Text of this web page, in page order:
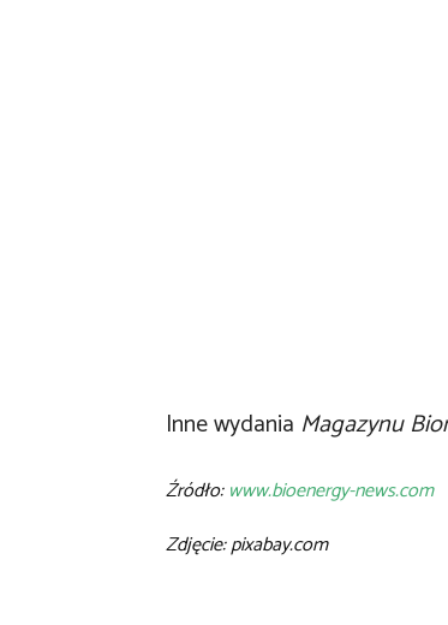
Inne wydania Magazynu
Źródło:www.bioenergy-news.com
Zdjęcie: pixabay.com